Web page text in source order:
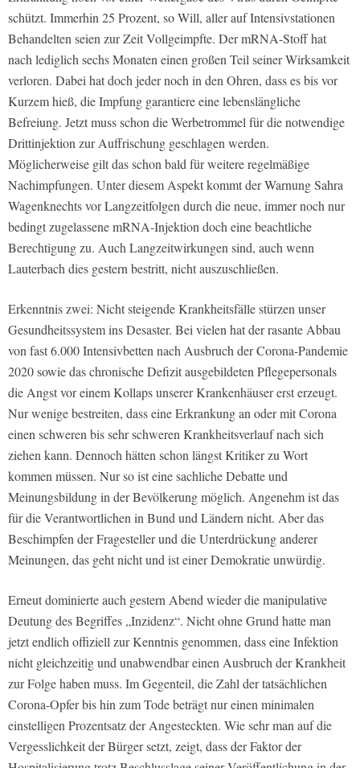
schützt. Immerhin 25 Prozent, so Will, aller auf Intensivstationen
Behandelten seien zur Zeit Vollgeimpfte. Der mRNA-Stoff hat
nach lediglich sechs Monaten einen großen Teil seiner Wirksamkeit
verloren. Dabei hat doch jeder noch in den Ohren, dass es bis vor
Kurzem hieß, die Impfung garantiere eine lebenslängliche
Befreiung. Jetzt muss schon die Werbetrommel für die notwendige
Drittinjektion zur Auffrischung geschlagen werden.
Möglicherweise gilt das schon bald für weitere regelmäßige
Nachimpfungen. Unter diesem Aspekt kommt der Warnung Sahra
Wagenknechts vor Langzeitfolgen durch die neue, immer noch nur
bedingt zugelassene mRNA-Injektion doch eine beachtliche
Berechtigung zu. Auch Langzeitwirkungen sind, auch wenn
Lauterbach dies gestern bestritt, nicht auszuschließen.
Erkenntnis zwei: Nicht steigende Krankheitsfälle stürzen unser
Gesundheitssystem ins Desaster. Bei vielen hat der rasante Abbau
von fast 6.000 Intensivbetten nach Ausbruch der Corona-Pandemie
2020 sowie das chronische Defizit ausgebildeten Pflegepersonals
die Angst vor einem Kollaps unserer Krankenhäuser erst erzeugt.
Nur wenige bestreiten, dass eine Erkrankung an oder mit Corona
einen schweren bis sehr schweren Krankheitsverlauf nach sich
ziehen kann. Dennoch hätten schon längst Kritiker zu Wort
kommen müssen. Nur so ist eine sachliche Debatte und
Meinungsbildung in der Bevölkerung möglich. Angenehm ist das
für die Verantwortlichen in Bund und Ländern nicht. Aber das
Beschimpfen der Fragesteller und die Unterdrückung anderer
Meinungen, das geht nicht und ist einer Demokratie unwürdig.
Erneut dominierte auch gestern Abend wieder die manipulative
Deutung des Begriffes „Inzidenz“. Nicht ohne Grund hatte man
jetzt endlich offiziell zur Kenntnis genommen, dass eine Infektion
nicht gleichzeitig und unabwendbar einen Ausbruch der Krankheit
zur Folge haben muss. Im Gegenteil, die Zahl der tatsächlichen
Corona-Opfer bis hin zum Tode beträgt nur einen minimalen
einstelligen Prozentsatz der Angesteckten. Wie sehr man auf die
Vergesslichkeit der Bürger setzt, zeigt, dass der Faktor der